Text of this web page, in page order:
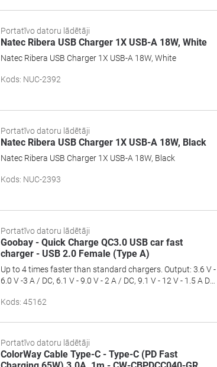
Portatīvo datoru lādētāji
Natec Ribera USB Charger 1X USB-A 18W, White
Natec Ribera USB Charger 1X USB-A 18W, White
Kods: NUC-2392
Portatīvo datoru lādētāji
Natec Ribera USB Charger 1X USB-A 18W, Black
Natec Ribera USB Charger 1X USB-A 18W, Black
Kods: NUC-2393
Portatīvo datoru lādētāji
Goobay - Quick Charge QC3.0 USB car fast
charger - USB 2.0 Female (Type A)
Up to 4 times faster than standard chargers. Output: 3.6 V -
6.0 V -3 A / DC, 6.1 V - 9.0 V - 2 A / DC, 9.1 V - 12 V - 1.5 A DC.
Standard. Suitable for devices with Qualcomm Snapdragon
Kods: 45162
Portatīvo datoru lādētāji
ColorWay Cable Type-C - Type-C (PD Fast